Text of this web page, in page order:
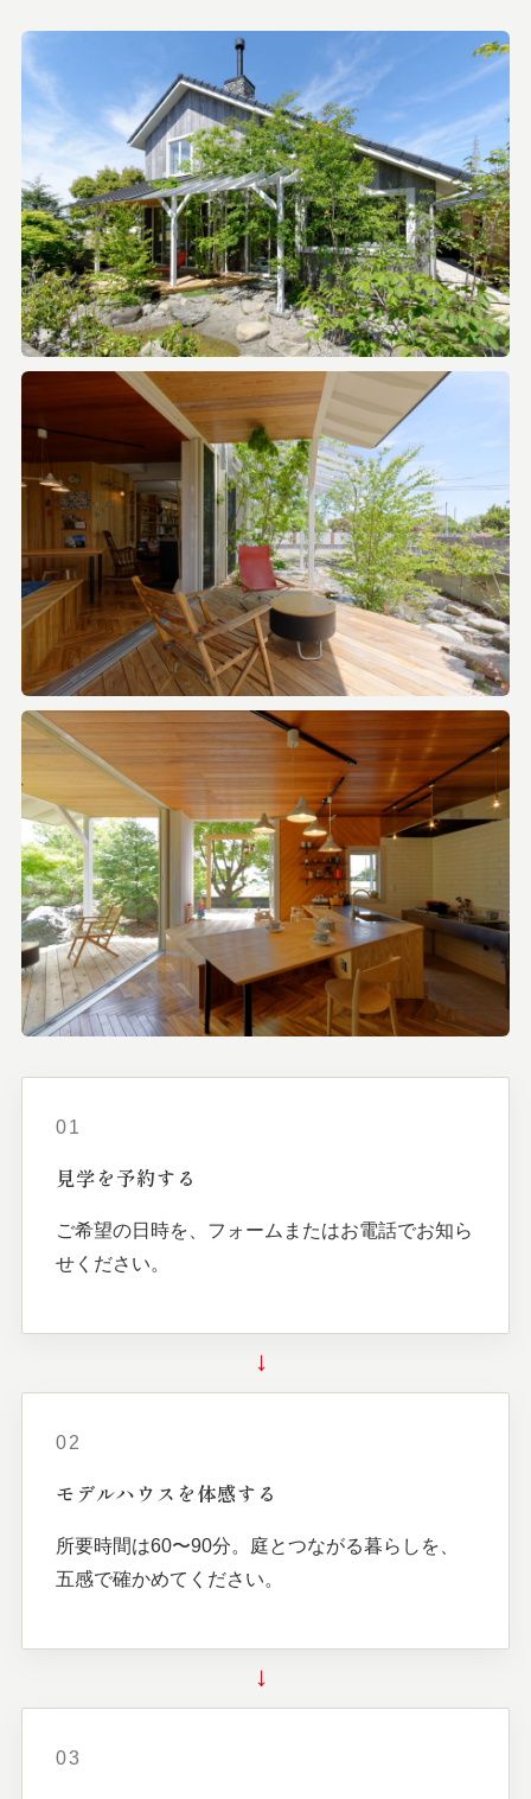
01
見学を予約する
ご希望の日時を、フォームまたはお電話でお知ら
せください。
→
02
モデルハウスを体感する
所要時間は60〜90分。庭とつながる暮らしを、
五感で確かめてください。
→
03